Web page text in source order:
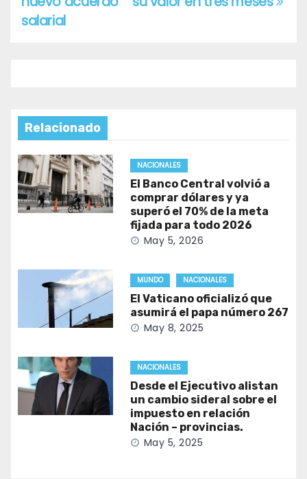
salarial
Relacionado
NACIONALES
El Banco Central volvió a
comprar dólares y ya
superó el 70% de la meta
fijada para todo 2026
May 5, 2026
MUNDO NACIONALES
El Vaticano oficializó que
asumirá el papa número 267
May 8, 2025
NACIONALES
Desde el Ejecutivo alistan
un cambio sideral sobre el
impuesto en relación
Nación – provincias.
May 5, 2025